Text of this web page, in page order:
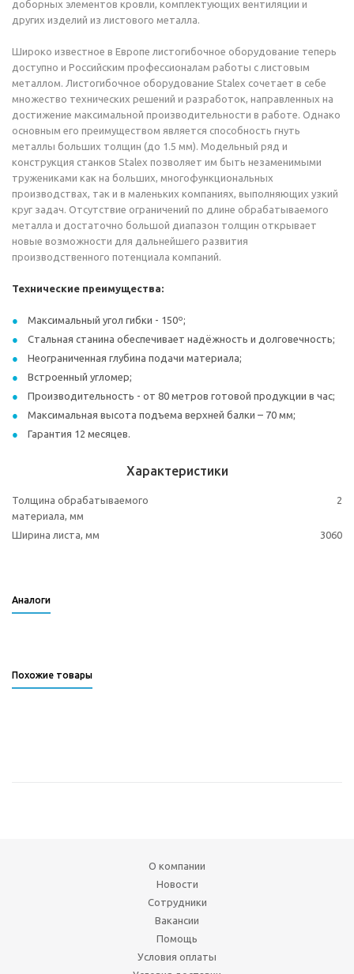
доборных элементов кровли, комплектующих вентиляции и
других изделий из листового металла.
Широко известное в Европе листогибочное оборудование теперь
доступно и Российским профессионалам работы с листовым
металлом. Листогибочное оборудование Stalex сочетает в себе
множество технических решений и разработок, направленных на
достижение максимальной производительности в работе. Однако
основным его преимуществом является способность гнуть
металлы больших толщин (до 1.5 мм). Модельный ряд и
конструкция станков Stalex позволяет им быть незаменимыми
тружениками как на больших, многофункциональных
производствах, так и в маленьких компаниях, выполняющих узкий
круг задач. Отсутствие ограничений по длине обрабатываемого
металла и достаточно большой диапазон толщин открывает
новые возможности для дальнейшего развития
производственного потенциала компаний.
Технические преимущества:
Максимальный угол гибки - 150º;
Стальная станина обеспечивает надёжность и долговечность;
Неограниченная глубина подачи материала;
Встроенный угломер;
Производительность - от 80 метров готовой продукции в час;
Максимальная высота подъема верхней балки – 70 мм;
Гарантия 12 месяцев.
Характеристики
Толщина обрабатываемого
материала, мм
2
Ширина листа, мм 3060
Аналоги
Похожие товары
О компании
Новости
Сотрудники
Вакансии
Помощь
Условия оплаты